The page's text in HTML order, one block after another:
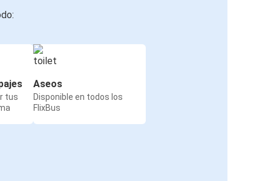
tus
Aseos
Disponible en todos los
FlixBus